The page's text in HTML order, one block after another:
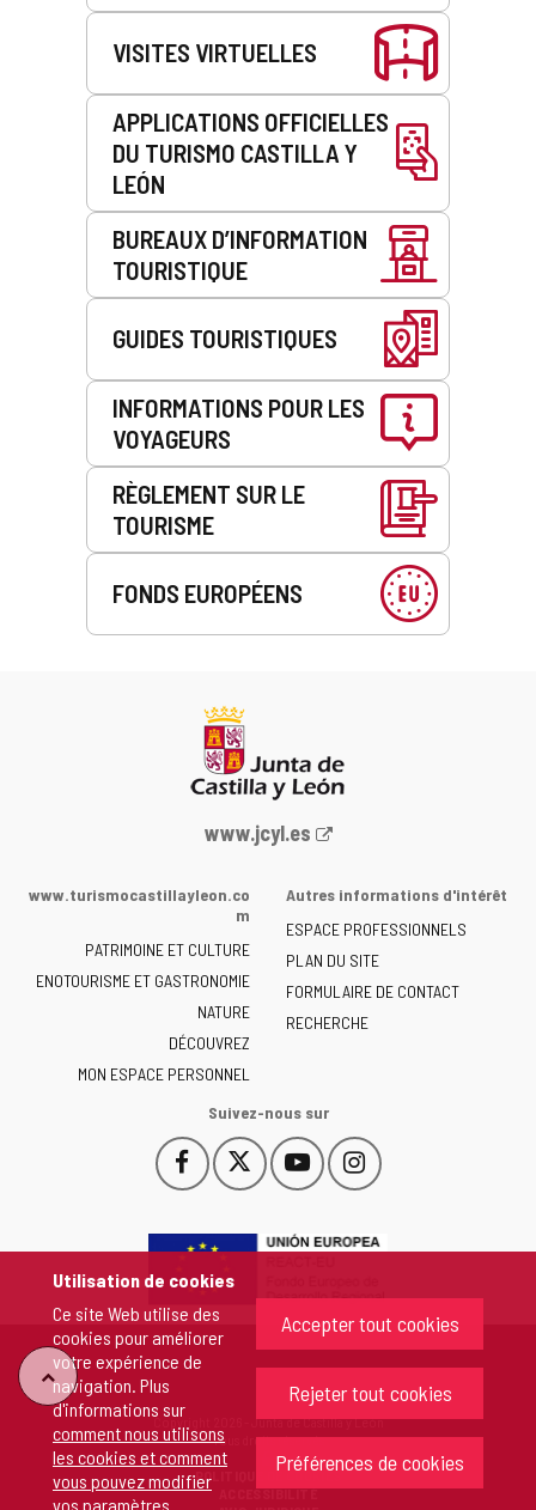
Utilisation de cookies
Ce site Web utilise des
cookies pour améliorer
votre expérience de
navigation. Plus
d'informations sur
comment nous utilisons
les cookies et comment
vous pouvez modifier
vos paramètres
Accepter tout cookies
Rejeter tout cookies
Préférences de cookies
VISITES VIRTUELLES
APPLICATIONS OFFICIELLES
DU TURISMO CASTILLA Y
LEÓN
BUREAUX D’INFORMATION
TOURISTIQUE
GUIDES TOURISTIQUES
INFORMATIONS POUR LES
VOYAGEURS
RÈGLEMENT SUR LE
TOURISME
FONDS EUROPÉENS
Portail
la
de
Castilla
y
León
-
www.jcyl.es
www.turismocastillayleon.co
m
PATRIMOINE ET CULTURE
ENOTOURISME ET GASTRONOMIE
NATURE
DÉCOUVREZ
MON ESPACE PERSONNEL
Autres informations d'intérêt
ESPACE PROFESSIONNELS
PLAN DU SITE
FORMULAIRE DE CONTACT
RECHERCHE
Suivez-nous sur
Facebook
Este
enlace
abrirá
una
ventana
nueva.
Este
enlace
abrirá
ventana
YouTube
Este
enlace
abrirá
ventana
nueva.
Instagram
Este
enlace
abrirá
ventana
"Retour
sommet"
Copyright 2026 - Junta de Castilla y León
Tous droits réservés
POLITIQUE DE COOKIES
ACCESSIBILITÉ